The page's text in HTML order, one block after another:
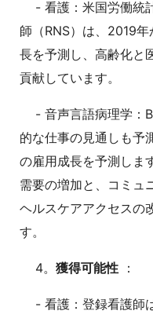
- 看護：米国労働統
師（RNS）は、2019
長を予測し、高齢化と
貢献しています。
- 音声言語病理学：
的な仕事の見通しも予
の雇用成長を予測しま
需要の増加と、コミュ
ヘルスケアアクセスの
す。
4。 獲得可能性 ：
- 看護：登録看護師